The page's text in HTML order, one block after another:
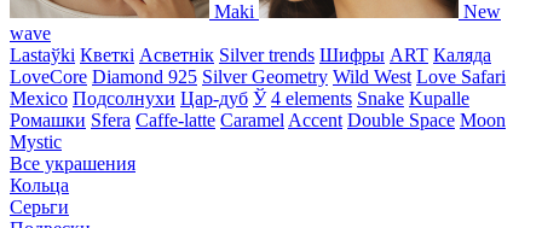
Maki
New
wave
Lastaўki Кветкі Асветнiк Silver trends Шифры ART Каляда
LoveCore Diamond 925 Silver Geometry Wild West Love Safari
Mexico Подсолнухи Цар-дуб Ў 4 elements Snake Kupalle
Ромашки Sfera Caffe-latte Caramel Accent Double Space Moon
Mystic
Все украшения
Кольца
Серьги